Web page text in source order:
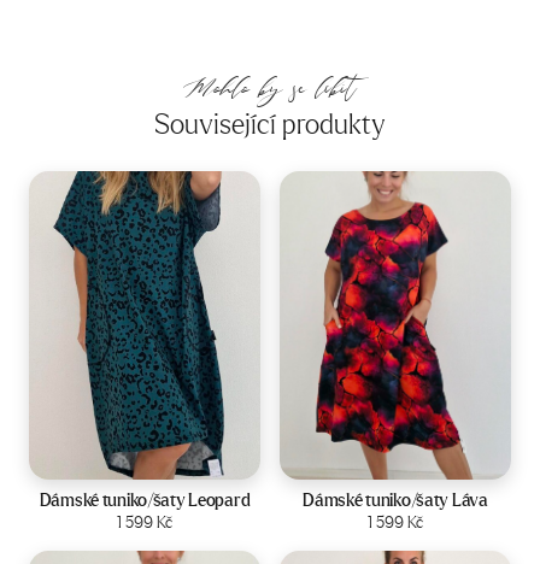
Mohlo by se líbit
Související produkty
Velikost:44-50
Dámské tuniko/šaty Leopard
1 599Kč
Zobrazit produkt
Velikost: 44-50
Dámské tuniko/šaty Láva
1 599Kč
Zobrazit produkt